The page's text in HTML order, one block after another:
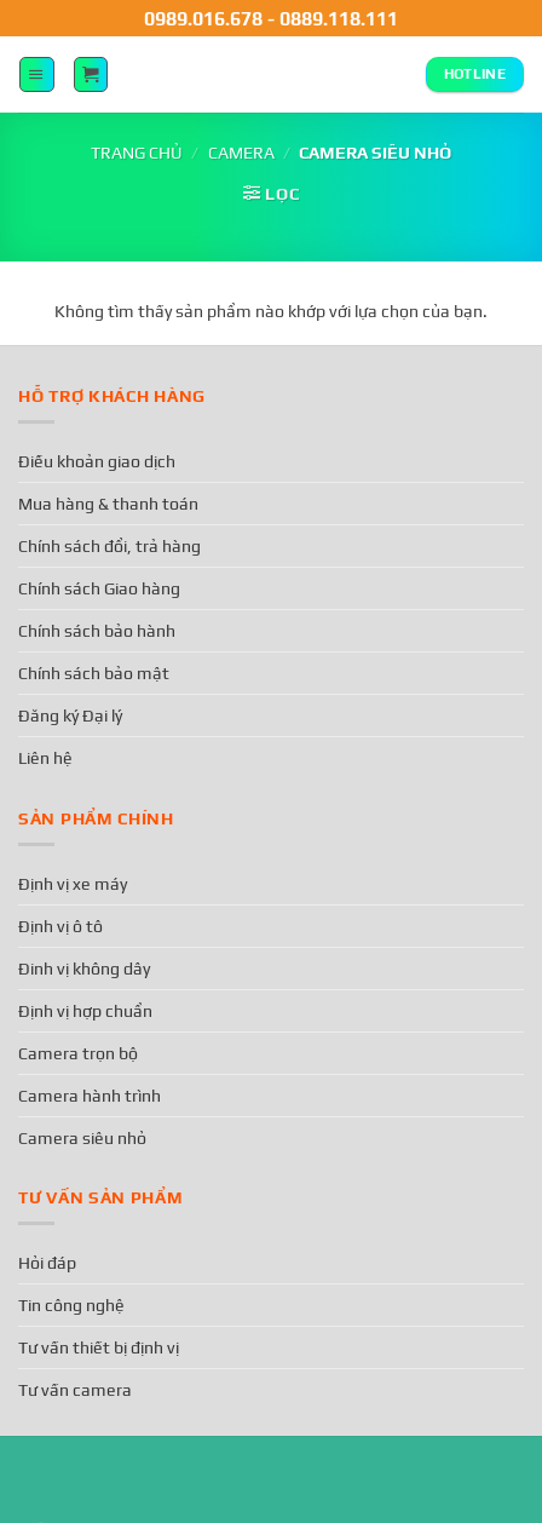
0989.016.678 - 0889.118.111
HOTLINE
TRANG CHỦ / CAMERA / CAMERA SIÊU NHỎ
LỌC
Không tìm thấy sản phẩm nào khớp với lựa chọn của bạn.
HỖ TRỢ KHÁCH HÀNG
Điều khoản giao dịch
Mua hàng & thanh toán
Chính sách đổi, trả hàng
Chính sách Giao hàng
Chính sách bảo hành
Chính sách bảo mật
Đăng ký Đại lý
Liên hệ
SẢN PHẨM CHÍNH
Định vị xe máy
Định vị ô tô
Đinh vị không dây
Định vị hợp chuẩn
Camera trọn bộ
Camera hành trình
Camera siêu nhỏ
TƯ VẤN SẢN PHẨM
Hỏi đáp
Tin công nghệ
Tư vấn thiết bị định vị
Tư vấn camera